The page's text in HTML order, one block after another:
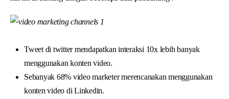
Tweet di twitter mendapatkan interaksi 10x lebih banyak
menggunakan konten video.
Sebanyak 68% video marketer merencanakan menggunakan
konten video di Linkedin.